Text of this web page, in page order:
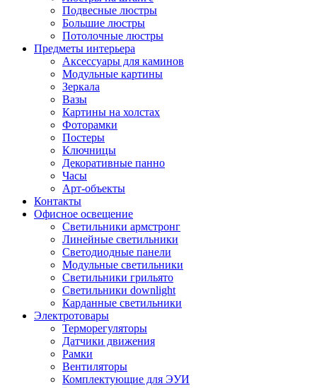
Подвесные люстры
Большие люстры
Потолочные люстры
Предметы интерьера
Аксессуары для каминов
Модульные картины
Зеркала
Вазы
Картины на холстах
Фоторамки
Постеры
Ключницы
Декоративные панно
Часы
Арт-объекты
Контакты
Офисное освещение
Светильники армстронг
Линейные светильники
Светодиодные панели
Модульные светильники
Светильники грильято
Светильники downlight
Карданные светильники
Электротовары
Терморегуляторы
Датчики движения
Рамки
Вентиляторы
Комплектующие для ЭУИ